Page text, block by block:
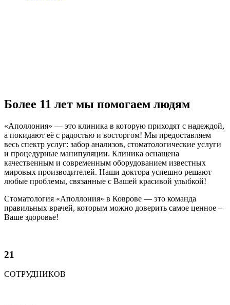
Более 11 лет мы помогаем людям
«Аполлония» — это клиника в которую приходят с надеждой,
а покидают её с радостью и восторгом! Мы предоставляем
весь спектр услуг: забор анализов, стоматологические услуги
и процедурные манипуляции. Клиника оснащена
качественным и современным оборудованием известных
мировых производителей. Наши доктора успешно решают
любые проблемы, связанные с Вашей красивой улыбкой!
Cтоматология «Аполлония» в Коврове — это команда
правильных врачей, которым можно доверить самое ценное –
Ваше здоровье!
21
СОТРУДНИКОВ